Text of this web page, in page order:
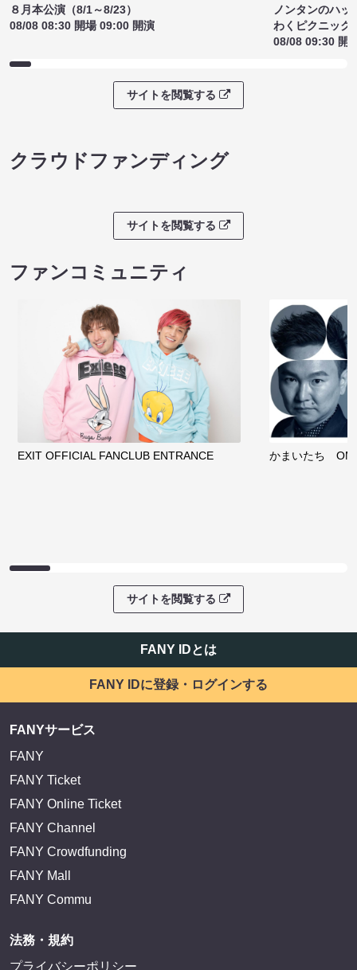
８月本公演（8/1～8/23）
08/08 08:30 開場 09:00 開演
ノンタンのハッ
わくピクニック
08/08 09:30 開
サイトを閲覧する
クラウドファンディング
サイトを閲覧する
ファンコミュニティ
EXIT OFFICIAL FANCLUB ENTRANCE かまいたち
サイトを閲覧する
FANY IDとは
FANY IDに登録・ログインする
FANYサービス
FANY
FANY Ticket
FANY Online Ticket
FANY Channel
FANY Crowdfunding
FANY Mall
FANY Commu
法務・規約
プライバシーポリシー